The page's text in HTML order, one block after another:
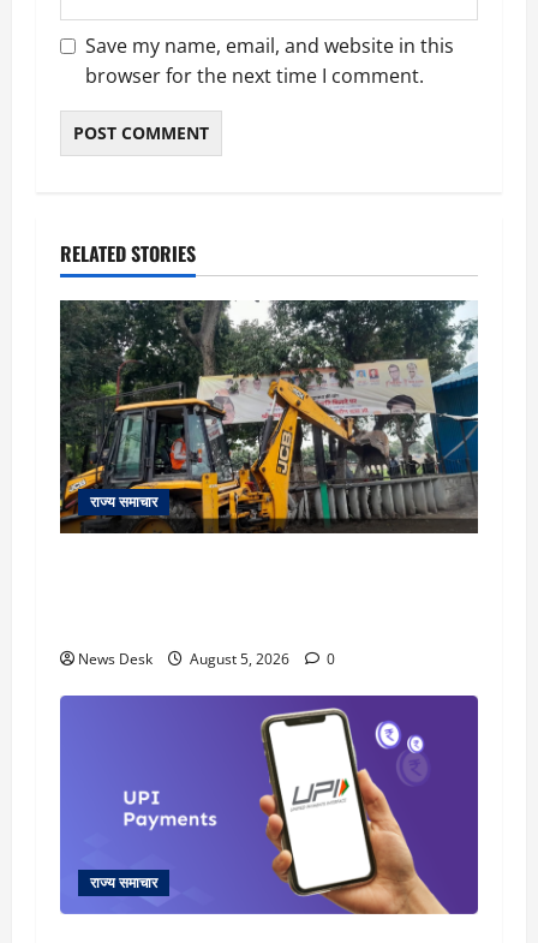
Save my name, email, and website in this
browser for the next time I comment.
RELATED STORIES
राज्य समाचार
News Desk August 5, 2026 0
राज्य समाचार